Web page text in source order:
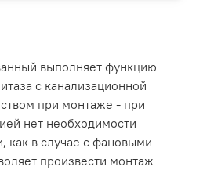
выполняет функцию
с канализационной
при монтаже - при
нет необходимости
как в случае с фановыми
произвести монтаж